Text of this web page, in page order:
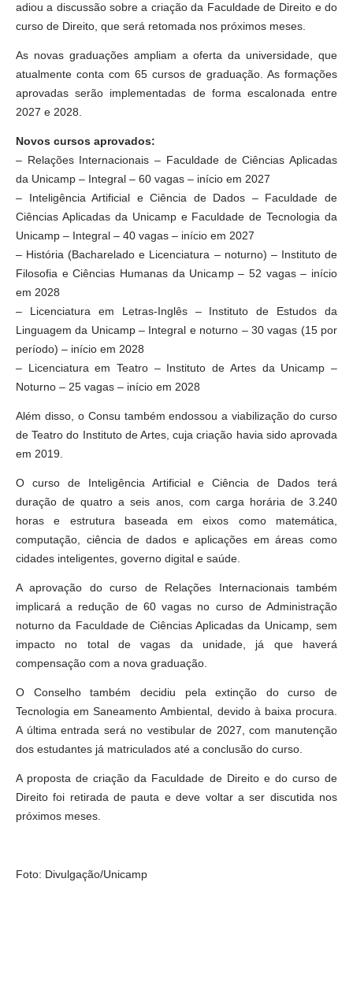
adiou a discussão sobre a criação da Faculdade de Direito e do
curso de Direito, que será retomada nos próximos meses.
As novas graduações ampliam a oferta da universidade, que
atualmente conta com 65 cursos de graduação. As formações
aprovadas serão implementadas de forma escalonada entre
2027 e 2028.
Novos cursos aprovados:
– Relações Internacionais – Faculdade de Ciências Aplicadas
da Unicamp – Integral – 60 vagas – início em 2027
– Inteligência Artificial e Ciência de Dados – Faculdade de
Ciências Aplicadas da Unicamp e Faculdade de Tecnologia da
Unicamp – Integral – 40 vagas – início em 2027
– História (Bacharelado e Licenciatura – noturno) – Instituto de
Filosofia e Ciências Humanas da Unicamp – 52 vagas – início
em 2028
– Licenciatura em Letras-Inglês – Instituto de Estudos da
Linguagem da Unicamp – Integral e noturno – 30 vagas (15 por
período) – início em 2028
– Licenciatura em Teatro – Instituto de Artes da Unicamp –
Noturno – 25 vagas – início em 2028
Além disso, o Consu também endossou a viabilização do curso
de Teatro do Instituto de Artes, cuja criação havia sido aprovada
em 2019.
O curso de Inteligência Artificial e Ciência de Dados terá
duração de quatro a seis anos, com carga horária de 3.240
horas e estrutura baseada em eixos como matemática,
computação, ciência de dados e aplicações em áreas como
cidades inteligentes, governo digital e saúde.
A aprovação do curso de Relações Internacionais também
implicará a redução de 60 vagas no curso de Administração
noturno da Faculdade de Ciências Aplicadas da Unicamp, sem
impacto no total de vagas da unidade, já que haverá
compensação com a nova graduação.
O Conselho também decidiu pela extinção do curso de
Tecnologia em Saneamento Ambiental, devido à baixa procura.
A última entrada será no vestibular de 2027, com manutenção
dos estudantes já matriculados até a conclusão do curso.
A proposta de criação da Faculdade de Direito e do curso de
Direito foi retirada de pauta e deve voltar a ser discutida nos
próximos meses.
Foto: Divulgação/Unicamp